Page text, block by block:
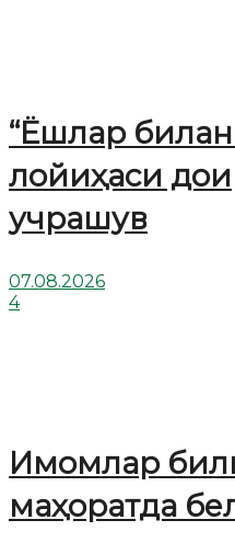
“Ёшлар
лойиҳаси
учрашув
07.08.2026
4
Имомлар
маҳоратда